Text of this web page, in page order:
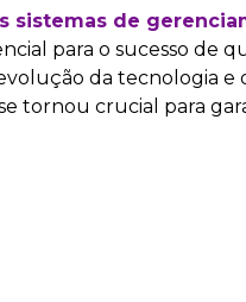
sistemas de
para o sucesso
da tecnologia
tornou crucial para